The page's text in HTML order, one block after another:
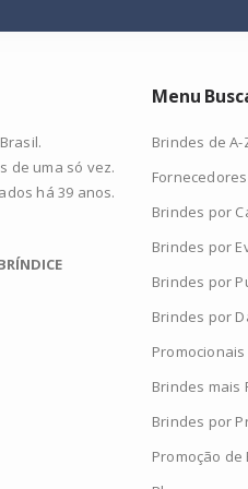
de uma só vez.
há 39 anos.
Menu
Brindes de A-
Brindes por
Brindes por
Brindes por
Brindes por
Promocionais
Brindes mais
Brindes por
Promoção de